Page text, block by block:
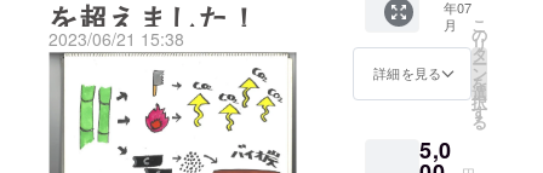
達やうどん屋さんの出前持
ちのアルバイトをしていま
した。そのうどん屋さんの
おばさんから「凄いね！ウ
チで頑張ってくれていた頃
です。この間、こんなあり
がたい声を届いています！
「放置竹林は全国的に課題
となっています。様々な方
の支援と繋げているのは素
を超えました！
2023/06/21 15:38
は、ア
トリエ
イン
カーブ
のアー
ティス
光男さ
んの作
年07
月
詳細を見る
こ
の
リ
タ
ー
ン
を
選
択
す
る
5,0